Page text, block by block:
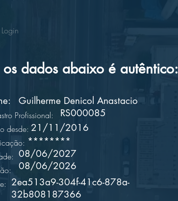
Login
dados abaixo é autêntico:
Profissional:
desde:
2ea513a9-304f-41c6-878a-
32b808187366
08/06/2027
********
Guilherme Denicol Anastacio
21/11/2016
RS000085
08/06/2026